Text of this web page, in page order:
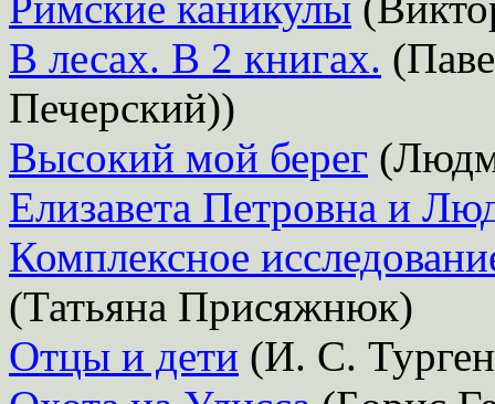
В лесах. В 2 книгах.
Печерский))
Высокий мой берег
Елизавета Петровна и
Комплексное
(Татьяна Присяжнюк)
Отцы и дети (И. С.